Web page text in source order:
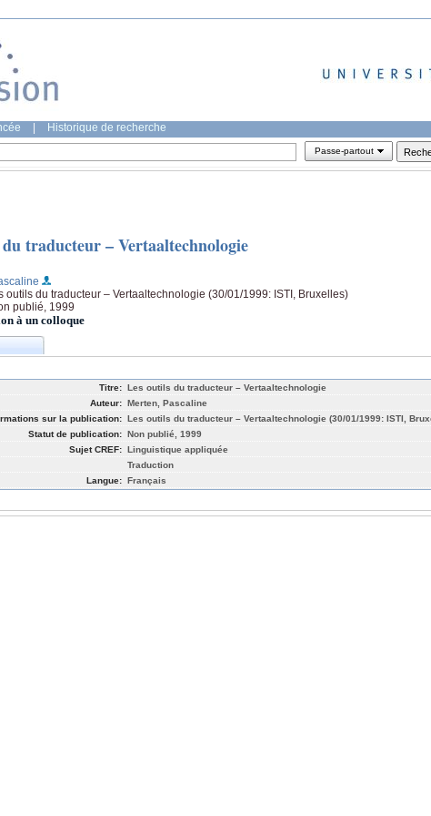
Historique de recherche
Passe-partout
traducteur – Vertaaltechnologie
outils du traducteur – Vertaaltechnologie (30/01/1999: ISTI, Bruxelles)
publié, 1999
à un colloque
Titre: Les outils du traducteur – Vertaaltechnologie
Auteur: Merten, Pascaline
sur la publication: Les outils du traducteur – Vertaaltechnologie (30/01/1999: ISTI,
Statut de publication: Non publié, 1999
Sujet CREF: Linguistique appliquée
Traduction
Langue: Français